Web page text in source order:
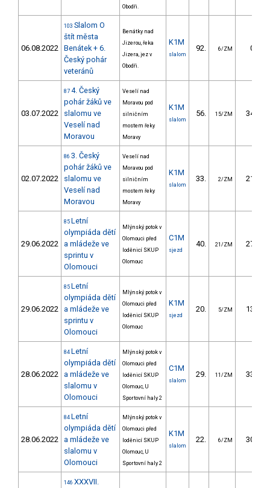
Obodři.
06.08.2022
103 Slalom O
štít města
Benátek + 6.
Český pohár
veteránů
Benátky nad
Jizerou, řeka
Jizera, jez v
Obodři.
K1M
slalom
92. 6/ZM 0.91
03.07.2022
87 4. Český
pohár žáků ve
slalomu ve
Veselí nad
Moravou
Veselí nad
Moravou pod
silničním
mostem řeky
Moravy
K1M
slalom
56. 15/ZM 34.01
02.07.2022
86 3. Český
pohár žáků ve
slalomu ve
Veselí nad
Moravou
Veselí nad
Moravou pod
silničním
mostem řeky
Moravy
K1M
slalom
33. 2/ZM 21.35
29.06.2022
85 Letní
olympiáda dětí
a mládeže ve
sprintu v
Olomouci
Mlýnský potok v
Olomouci před
loděnicí SKUP
Olomouc
C1M
sjezd
40. 21/ZM 27.51
29.06.2022
85 Letní
olympiáda dětí
a mládeže ve
sprintu v
Olomouci
Mlýnský potok v
Olomouci před
loděnicí SKUP
Olomouc
K1M
sjezd
20. 5/ZM 13.22
28.06.2022
84 Letní
olympiáda dětí
a mládeže ve
slalomu v
Olomouci
Mlýnský potok v
Olomouci před
loděnicí SKUP
Olomouc, U
Sportovní haly 2
C1M
slalom
29. 11/ZM 33.35
28.06.2022
84 Letní
olympiáda dětí
a mládeže ve
slalomu v
Olomouci
Mlýnský potok v
Olomouci před
loděnicí SKUP
Olomouc, U
Sportovní haly 2
K1M
slalom
22. 6/ZM 30.04
146 XXXVII.